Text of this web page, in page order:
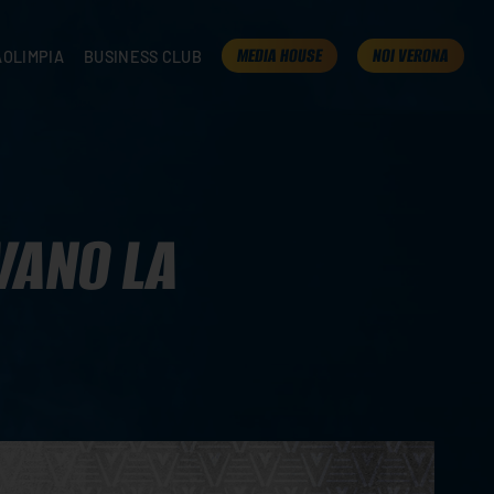
BUSINESS CLUB MEDIA HOUSE NOI VERONA
LA